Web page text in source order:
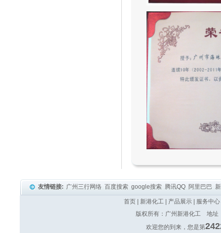
友情链接: 广州三行网络 百度搜索 google搜索 腾讯QQ 阿里巴巴
首页 新港化工 产品展示 服务中心
版权所有：广州新港化工 地
欢迎您的到来，您是第